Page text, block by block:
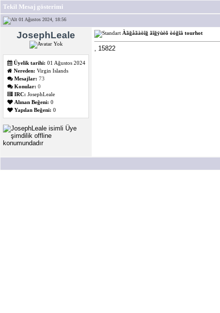
Tekil Mesaj gösterimi
01 Ağustos 2024, 18:56
JosephLeale
Üyelik tarihi: 01 Ağustos 2024
Nereden: Virgin Islands
Mesajlar: 73
Konular: 0
IRC: JosephLeale
Alınan Beğeni: 0
Yapılan Beğeni: 0
Àãğåãàòîğ ãîğÿùèõ òóğîâ tourhot
, 15822